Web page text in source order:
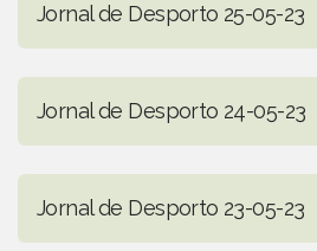
Jornal de Desporto 25-05-23
Jornal de Desporto 24-05-23
Jornal de Desporto 23-05-23